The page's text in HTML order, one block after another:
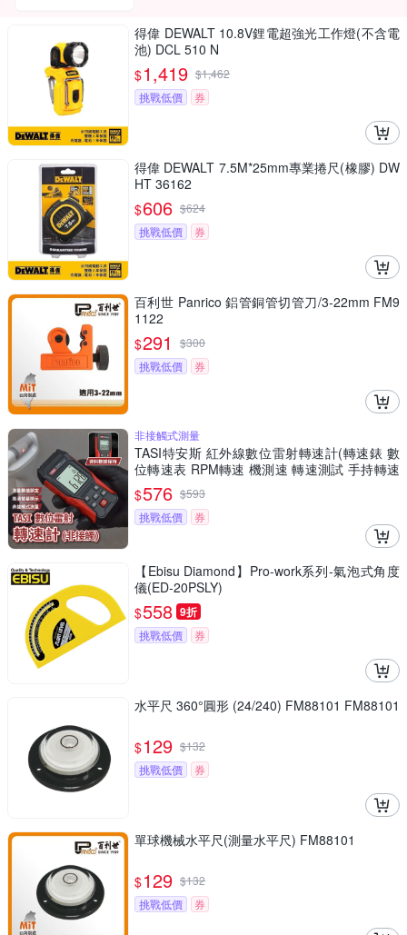
得偉 DEWALT 10.8V鋰電超強光工作燈(不含電
池) DCL 510 N
$1,419 $1,462
挑戰低價
券
得偉 DEWALT 7.5M*25mm專業捲尺(橡膠) DW
HT 36162
$606 $624
挑戰低價
券
百利世 Panrico 鋁管銅管切管刀/3-22mm FM9
1122
$291 $300
挑戰低價
券
非接觸式測量
TASI特安斯 紅外線數位雷射轉速計(轉速錶 數
位轉速表 RPM轉速 機測速 轉速測試 手持轉速
錶 風扇轉速)
$576 $593
挑戰低價
券
【Ebisu Diamond】Pro-work系列-氣泡式角度
儀(ED-20PSLY)
$558 9折
挑戰低價 券
水平尺 360°圓形 (24/240) FM88101 FM88101
$129 $132
挑戰低價
券
單球機械水平尺(測量水平尺) FM88101
$129 $132
挑戰低價
券